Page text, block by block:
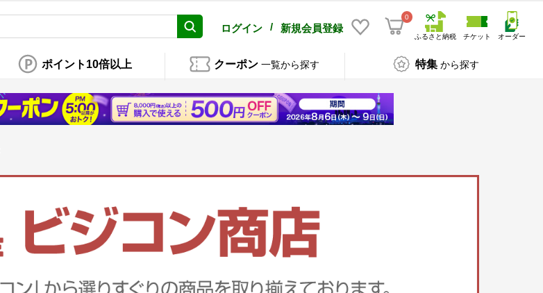
ログイン / 新規会員登録
0
ふるさと納税 チケット オーダー
ポイント10倍以上 クーポン 一覧から探す 特集 から探す